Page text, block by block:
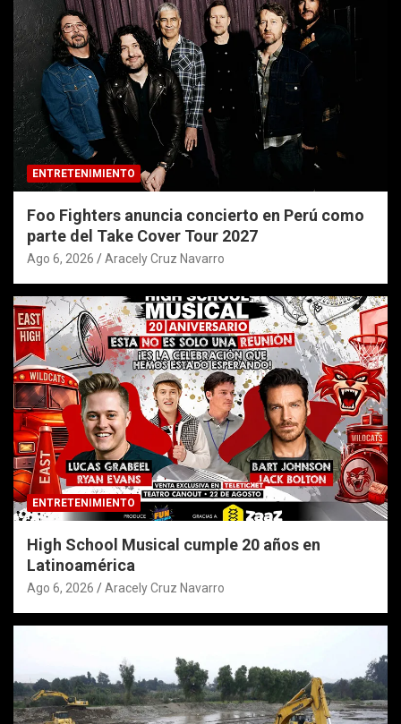
ENTRETENIMIENTO
Foo Fighters anuncia concierto en Perú como
parte del Take Cover Tour 2027
Ago 6, 2026 Aracely Cruz Navarro
ENTRETENIMIENTO
High School Musical cumple 20 años en
Latinoamérica
Ago 6, 2026 Aracely Cruz Navarro